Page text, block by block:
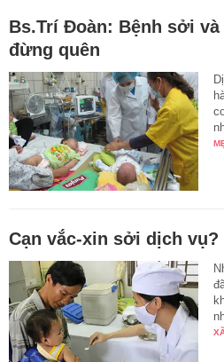
Bs.Trí Đoàn: Bệnh sởi
đừng quên
Cạn vắc-xin sởi dịch vụ?